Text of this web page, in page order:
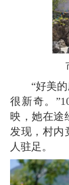
“好美
很新奇。
映，她在途
发现，村内
人驻足。